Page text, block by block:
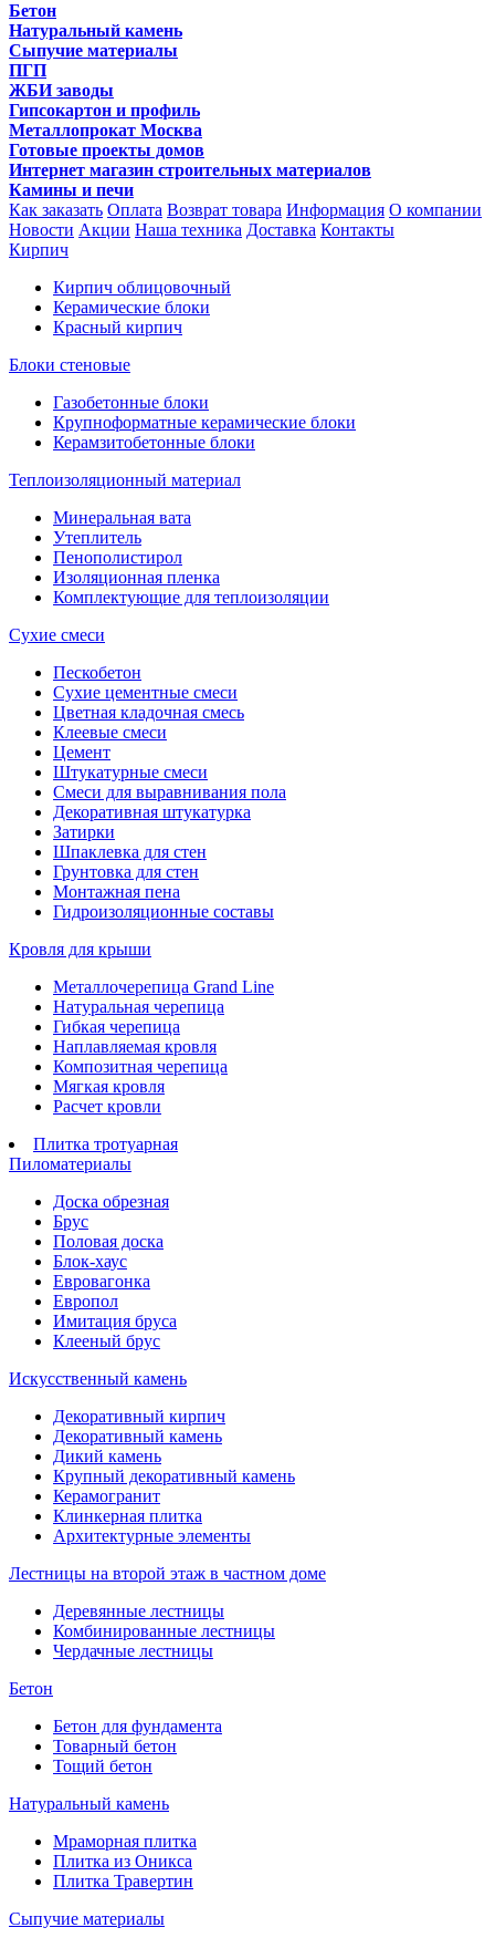
Бетон
Натуральный камень
Сыпучие материалы
ПГП
ЖБИ заводы
Гипсокартон и профиль
Металлопрокат Москва
Готовые проекты домов
Интернет магазин строительных материалов
Камины и печи
Как заказать Оплата Возврат товара Информация О компании
Новости Акции Наша техника Доставка Контакты
Кирпич
Кирпич облицовочный
Керамические блоки
Красный кирпич
Блоки стеновые
Газобетонные блоки
Крупноформатные керамические блоки
Керамзитобетонные блоки
Теплоизоляционный материал
Минеральная вата
Утеплитель
Пенополистирол
Изоляционная пленка
Комплектующие для теплоизоляции
Сухие смеси
Пескобетон
Сухие цементные смеси
Цветная кладочная смесь
Клеевые смеси
Цемент
Штукатурные смеси
Смеси для выравнивания пола
Декоративная штукатурка
Затирки
Шпаклевка для стен
Грунтовка для стен
Монтажная пена
Гидроизоляционные составы
Кровля для крыши
Металлочерепица Grand Line
Натуральная черепица
Гибкая черепица
Наплавляемая кровля
Композитная черепица
Мягкая кровля
Расчет кровли
Плитка тротуарная
Пиломатериалы
Доска обрезная
Брус
Половая доска
Блок-хаус
Евровагонка
Европол
Имитация бруса
Клееный брус
Искусственный камень
Декоративный кирпич
Декоративный камень
Дикий камень
Крупный декоративный камень
Керамогранит
Клинкерная плитка
Архитектурные элементы
Лестницы на второй этаж в частном доме
Деревянные лестницы
Комбинированные лестницы
Чердачные лестницы
Бетон
Бетон для фундамента
Товарный бетон
Тощий бетон
Натуральный камень
Мраморная плитка
Плитка из Оникса
Плитка Травертин
Сыпучие материалы